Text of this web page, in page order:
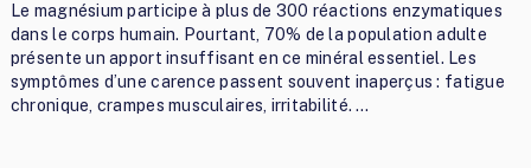
Le magnésium participe à plus de 300 réactions enzymatiques
dans le corps humain. Pourtant, 70% de la population adulte
présente un apport insuffisant en ce minéral essentiel. Les
symptômes d’une carence passent souvent inaperçus : fatigue
chronique, crampes musculaires, irritabilité. …